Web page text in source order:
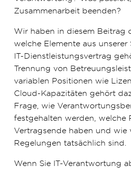
Zusammenarbeit beenden?
Wir haben in diesem Beitrag
welche Elemente aus unserer
IT-Dienstleistungsvertrag
Trennung von
variablen Positionen wie
Cloud-Kapazitäten gehört
Frage, wie
festgehalten werden, welche
Vertragsende haben und wie
Regelungen tatsächlich sind.
Wenn Sie IT-Verantwortung